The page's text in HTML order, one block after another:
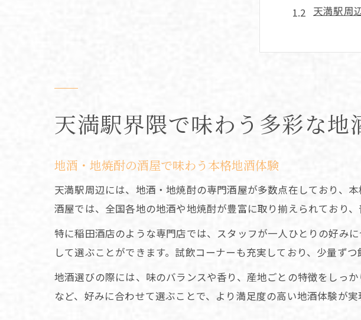
天満駅周
地酒種類
日本酒専
地酒・地
地酒種類
専門店
地酒・
地酒・地
天満駅界隈で味わう多彩な地
地酒・地焼酎の酒屋で味わう本格地酒体験
天満駅周辺には、地酒・地焼酎の専門酒屋が多数点在しており、
酒屋では、全国各地の地酒や地焼酎が豊富に取り揃えられており
特に稲田酒店のような専門店では、スタッフが一人ひとりの好み
して選ぶことができます。試飲コーナーも充実しており、少量ず
地酒選びの際には、味のバランスや香り、産地ごとの特徴をしっ
など、好みに合わせて選ぶことで、より満足度の高い地酒体験が実